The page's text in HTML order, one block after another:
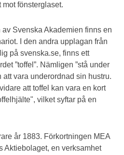
mot fönsterglaset.
av Svenska Akademien finns en
I den andra upplagan från
på svenska.se, finns ett
”toffel”. Nämligen ”stå under
att vara underordnad sin hustru.
att toffel kan vara en kort
vilket syftar på en
år 1883. Förkortningen MEA
Aktiebolaget, en verksamhet